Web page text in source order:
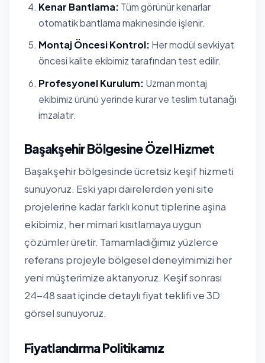
Kenar Bantlama: Tüm görünür kenarlar
otomatik bantlama makinesinde işlenir.
Montaj Öncesi Kontrol: Her modül sevkiyat
öncesi kalite ekibimiz tarafından test edilir.
Profesyonel Kurulum: Uzman montaj
ekibimiz ürünü yerinde kurar ve teslim tutanağı
imzalatır.
Başakşehir Bölgesine Özel Hizmet
Başakşehir bölgesinde ücretsiz keşif hizmeti
sunuyoruz. Eski yapı dairelerden yeni site
projelerine kadar farklı konut tiplerine aşina
ekibimiz, her mimari kısıtlamaya uygun
çözümler üretir. Tamamladığımız yüzlerce
referans projeyle bölgesel deneyimimizi her
yeni müşterimize aktarıyoruz. Keşif sonrası
24-48 saat içinde detaylı fiyat teklifi ve 3D
görsel sunuyoruz.
Fiyatlandırma Politikamız